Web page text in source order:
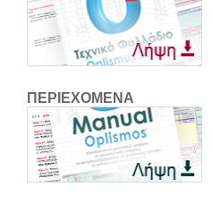
ΠΕΡΙΕΧΟΜΕΝΑ